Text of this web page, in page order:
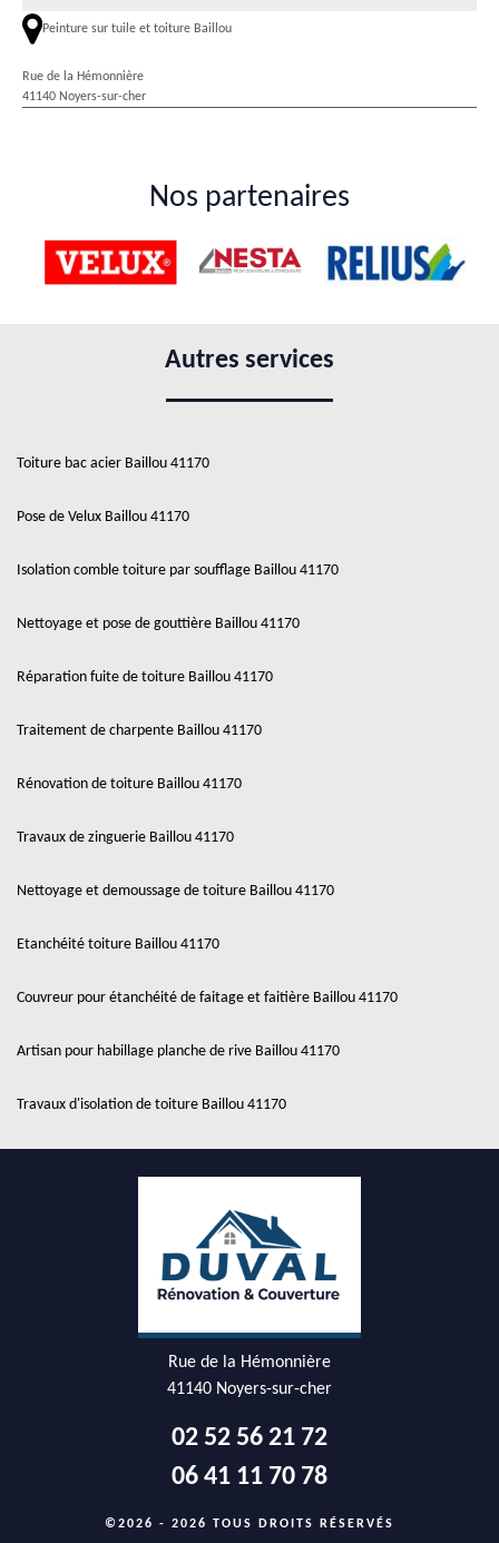
Peinture sur tuile et toiture Baillou
Rue de la Hémonnière
41140 Noyers-sur-cher
Nos partenaires
Autres services
Toiture bac acier Baillou 41170
Pose de Velux Baillou 41170
Isolation comble toiture par soufflage Baillou 41170
Nettoyage et pose de gouttière Baillou 41170
Réparation fuite de toiture Baillou 41170
Traitement de charpente Baillou 41170
Rénovation de toiture Baillou 41170
Travaux de zinguerie Baillou 41170
Nettoyage et demoussage de toiture Baillou 41170
Etanchéité toiture Baillou 41170
Couvreur pour étanchéité de faitage et faitière Baillou 41170
Artisan pour habillage planche de rive Baillou 41170
Travaux d'isolation de toiture Baillou 41170
Rue de la Hémonnière
41140 Noyers-sur-cher
02 52 56 21 72
06 41 11 70 78
©2026 - 2026 TOUS DROITS RÉSERVÉS